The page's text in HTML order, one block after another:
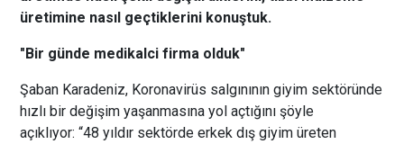
üretimine nasıl geçtiklerini konuştuk.
"Bir günde medikalci firma olduk"
Şaban Karadeniz, Koronavirüs salgınının giyim sektöründe
hızlı bir değişim yaşanmasına yol açtığını şöyle
açıklıyor: “48 yıldır sektörde erkek dış giyim üreten